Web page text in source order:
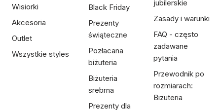
Wisiorki
Akcesoria
Outlet
Wszystkie styles
Black Friday
Prezenty
świąteczne
Pozłacana
biżuteria
Biżuteria
srebrna
Prezenty dla
jubilerskie
Zasady i warunki
FAQ - często
zadawane
pytania
Przewodnik po
rozmiarach:
Biżuteria